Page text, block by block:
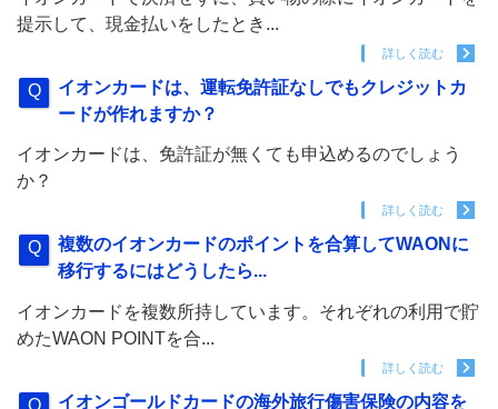
提示して、現金払いをしたとき...
詳しく読む
イオンカードは、運転免許証なしでもクレジットカ
ードが作れますか？
イオンカードは、免許証が無くても申込めるのでしょう
か？
詳しく読む
複数のイオンカードのポイントを合算してWAONに
移行するにはどうしたら...
イオンカードを複数所持しています。それぞれの利用で貯
めたWAON POINTを合...
詳しく読む
イオンゴールドカードの海外旅行傷害保険の内容を